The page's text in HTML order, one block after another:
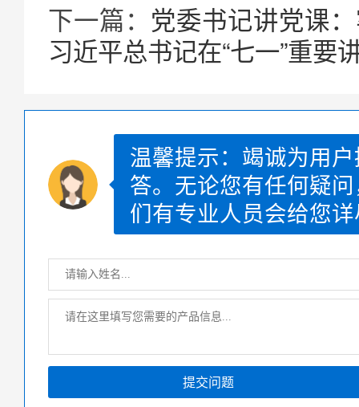
下一篇： 党委书记讲党课
习近平总书记在“七一”重要
温馨提示：竭诚为用
答。无论您有任何疑
们有专业人员会给您
提交问题